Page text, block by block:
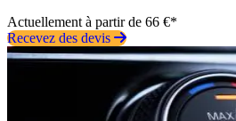
Actuellement à partir de 66 €*
Recevez des devis